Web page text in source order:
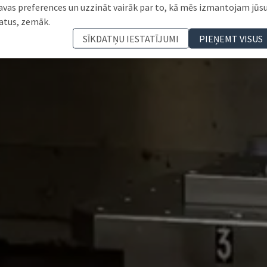
preferences un uzzināt vairāk par to, kā mēs izmantojam
zemāk.
SĪKDATŅU IESTATĪJUMI
PIEŅEMT VISUS